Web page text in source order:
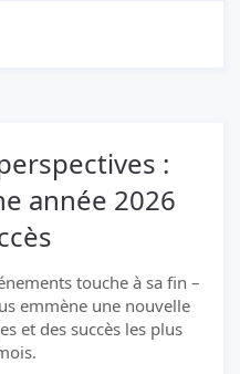
:
année 2026
touche à sa fin –
emmène une nouvelle
et des succès les plus